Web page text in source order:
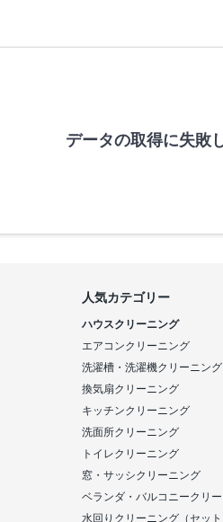
データの取得に失敗
人気カテゴリー
ハウスクリーニング
エアコンクリーニング
洗濯槽・洗濯機クリーニング
換気扇クリーニング
キッチンクリーニング
洗面所クリーニング
トイレクリーニング
窓・サッシクリーニング
ベランダ・バルコニークリ
水回りクリーニング（セット